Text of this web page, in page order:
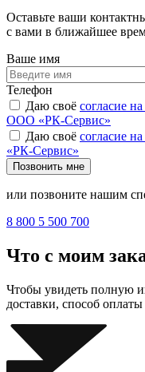
Оставьте ваши
с вами в ближайшее
Ваше имя
Телефон
Даю своё согласие
ООО «РК-Сервис»
Даю своё согласие
«РК-Сервис»
Позвонить мне
или позвоните нашим
8 800 5 500 700
Что с моим
Чтобы увидеть полную
доставки, способ